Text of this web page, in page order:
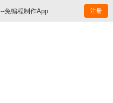
--免编程制作App 注册